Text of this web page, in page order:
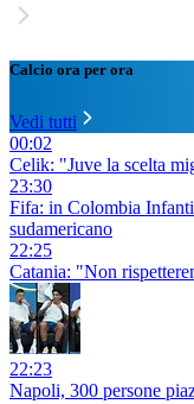
Calcio ora per ora
Vedi tutti
00:02
Celik: "Juve la scelta
23:30
Fifa: in Colombia
sudamericano
22:25
Catania: "Non
22:23
Napoli, 300 persone